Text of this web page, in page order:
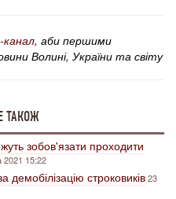
канал, аби першими
Волині, України та світу
ТАКОЖ
зобов'язати проходити
2021 15:22
строковиків23